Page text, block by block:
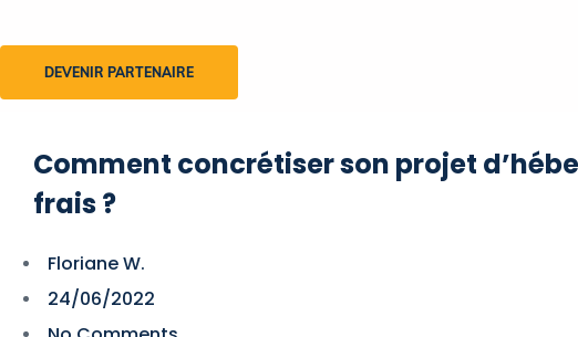
DEVENIR PARTENAIRE
Comment concrétiser son projet
frais ?
Floriane W.
24/06/2022